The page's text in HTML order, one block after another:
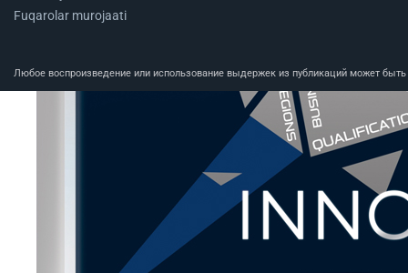
Fuqarolar murojaati
Любое воспроизведение или использование выдержек из публикаций может